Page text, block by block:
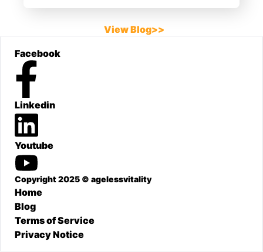
View Blog>>
Facebook
Linkedin
Youtube
Copyright 2025 © agelessvitality
Home
Blog
Terms of Service
Privacy Notice